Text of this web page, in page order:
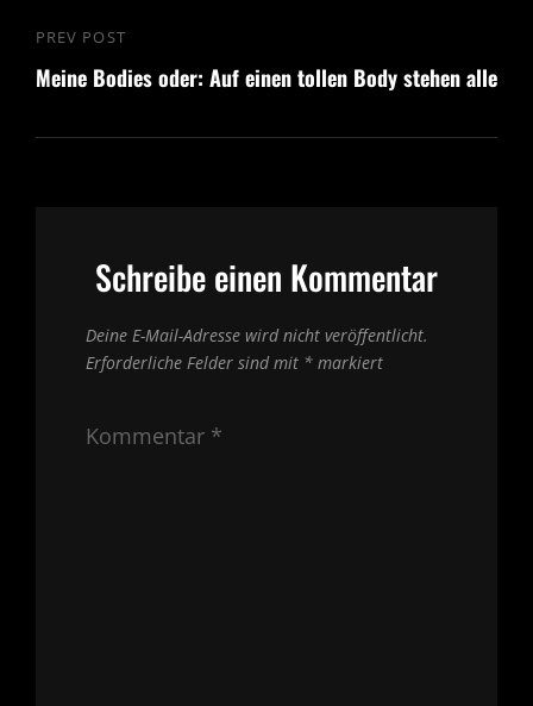
Previous
Post
PREV POST
Meine Bodies oder: Auf einen tollen Body stehen alle
Schreibe einen Kommentar
Deine E-Mail-Adresse wird nicht veröffentlicht.
Erforderliche Felder sind mit * markiert
Kommentar *